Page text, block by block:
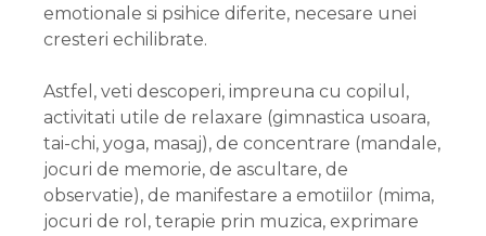
emotionale si psihice diferite, necesare unei
cresteri echilibrate.
Astfel, veti descoperi, impreuna cu copilul,
activitati utile de relaxare (gimnastica usoara,
tai-chi, yoga, masaj), de concentrare (mandale,
jocuri de memorie, de ascultare, de
observatie), de manifestare a emotiilor (mima,
jocuri de rol, terapie prin muzica, exprimare